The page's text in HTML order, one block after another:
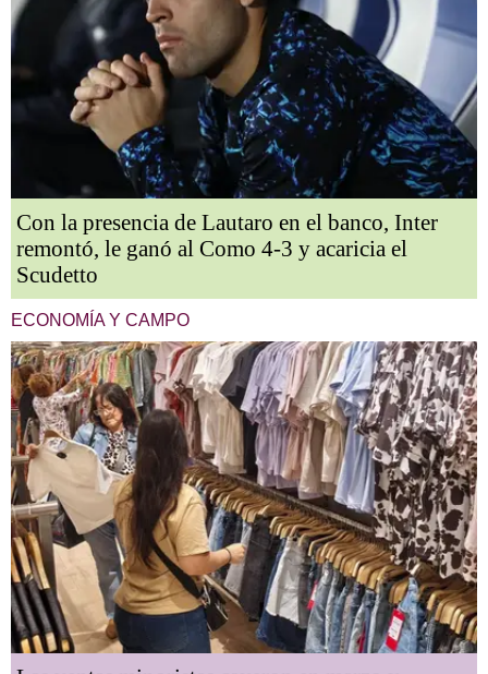
Con la presencia de Lautaro en el banco, Inter
remontó, le ganó al Como 4-3 y acaricia el
Scudetto
ECONOMÍA Y CAMPO